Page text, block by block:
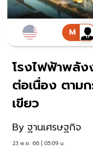
โรงไฟฟ้าพลัง
ต่อเนื่อง ตาม
เขียว
By ฐานเศรษฐกิจ
23 พ.ย. 66 | 05:09 น.